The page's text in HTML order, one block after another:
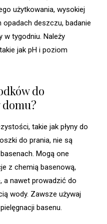
użytkowania, wysokiej
deszczu, badanie
tygodniu. Należy
jak pH i poziom
do
takie jak płyny do
do prania, nie są
Mogą one
z chemią basenową,
a nawet prowadzić do
wody. Zawsze używaj
basenu.